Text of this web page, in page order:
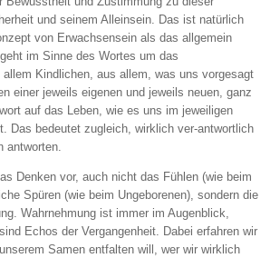
und seinem Alleinsein. Das ist natürlich
von Erwachsensein als das allgemein
im Sinne des Wortes um das
allem Kindlichen, aus allem, was uns vorgesagt
einer jeweils eigenen und jeweils neuen, ganz
auf das Leben, wie es uns im jeweiligen
Das bedeutet zugleich, wirklich ver-antwortlich
antworten.
Denken vor, auch nicht das Fühlen (wie beim
Spüren (wie beim Ungeborenen), sondern die
Wahrnehmung ist immer im Augenblick,
Echos der Vergangenheit. Dabei erfahren wir
Samen entfalten will, wer wir wirklich